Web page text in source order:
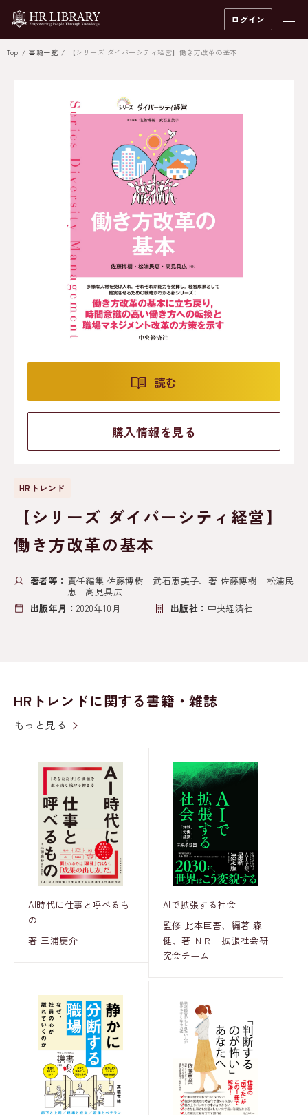
ログイン
Top 書籍一覧 【シリーズ ダイバーシティ経営】働き方改革の基本
読む
購入情報を見る
HRトレンド
【シリーズ ダイバーシティ経営】
働き方改革の基本
著者等： 責任編集 佐藤博樹 武石恵美子、著 佐藤博樹 松浦民
恵 高見具広
出版年月： 2020年10月 出版社： 中央経済社
HRトレンドに関する書籍・雑誌
もっと見る
AI時代に仕事と呼べるも
の
著 三浦慶介
AIで拡張する社会
監修 此本臣吾、編著 森
健、著 ＮＲＩ拡張社会研
究会チーム